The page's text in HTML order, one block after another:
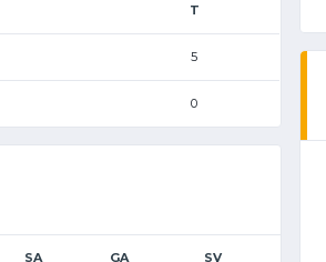
T
5
0
SA GA SV